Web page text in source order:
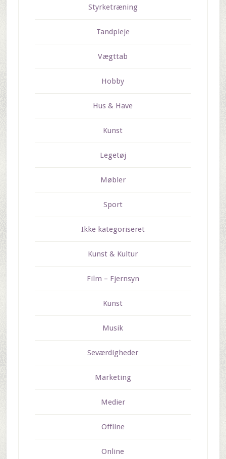
Styrketræning
Tandpleje
Vægttab
Hobby
Hus & Have
Kunst
Legetøj
Møbler
Sport
Ikke kategoriseret
Kunst & Kultur
Film – Fjernsyn
Kunst
Musik
Seværdigheder
Marketing
Medier
Offline
Online